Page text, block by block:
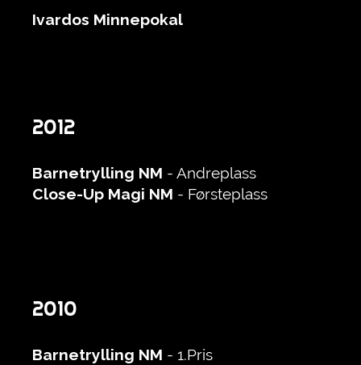
Ivardos Minnepokal
2012
Barnetrylling NM - Andreplass
Close-Up Magi NM - Førsteplass
2010
Barnetrylling NM - 1.Pris